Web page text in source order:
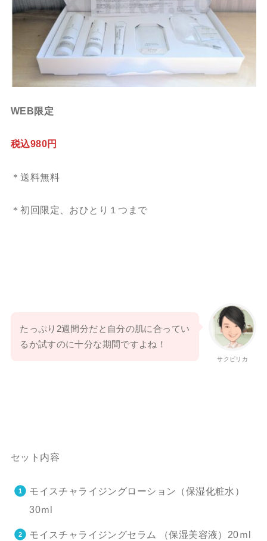
WEB限定
税込980円
＊送料無料
＊初回限定、おひとり１つまで
サクピリカ
たっぷり2週間分だと自分の肌に合ってい
るか試すのに十分な期間ですよね！
セット内容
モイスチャライジングローション（保湿化粧水）
30ｍl
モイスチャライジングセラム （保湿美容液）20ｍl